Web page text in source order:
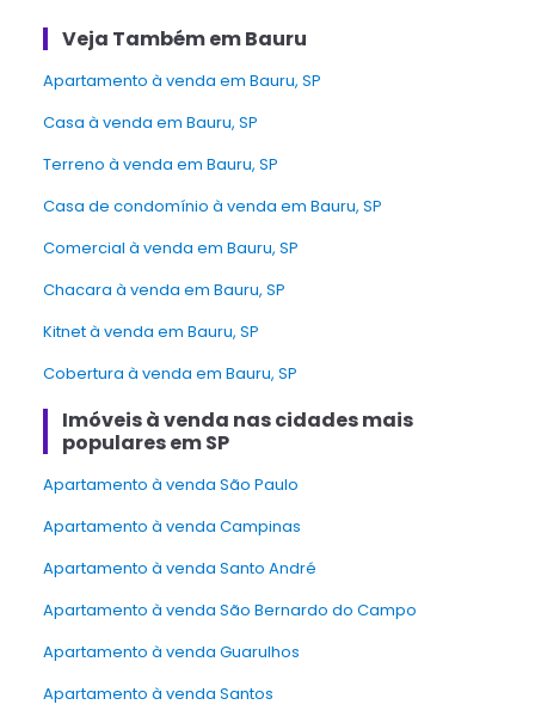
Veja Também em Bauru
Apartamento à venda em Bauru, SP
casa à venda em Bauru, SP
Terreno à venda em Bauru, SP
Casa de condomínio à venda em Bauru, SP
Comercial à venda em Bauru, SP
Chacara à venda em Bauru, SP
Kitnet à venda em Bauru, SP
Cobertura à venda em Bauru, SP
Imóveis à venda nas cidades mais
populares em SP
Apartamento à venda São Paulo
Apartamento à venda Campinas
Apartamento à venda Santo André
Apartamento à venda São Bernardo do Campo
Apartamento à venda Guarulhos
Apartamento à venda Santos